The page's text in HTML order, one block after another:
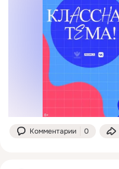
Комментарии 0